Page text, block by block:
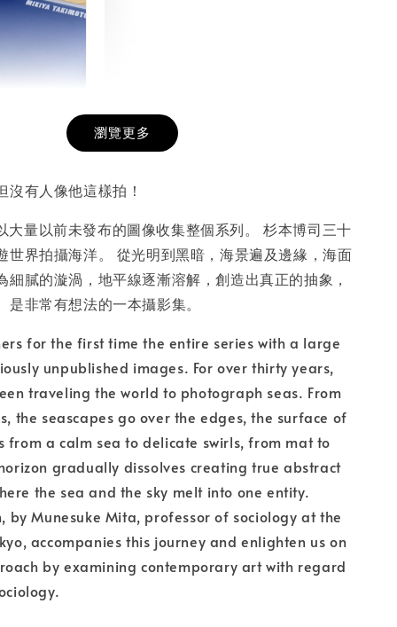
- +
購物車
瀏覽更多
沒有人像他這樣拍！
大量以前未發布的圖像收集整個系列。 杉本博司三十
世界拍攝海洋。 從光明到黑暗，海景遍及邊緣，海面
細膩的漩渦，地平線逐漸溶解，創造出真正的抽象，
是非常有想法的一本攝影集。
for the first time the entire series with a large
unpublished images. For over thirty years,
traveling the world to photograph seas. From
the seascapes go over the edges, the surface of
from a calm sea to delicate swirls, from mat to
gradually dissolves creating true abstract
the sea and the sky melt into one entity.
by Munesuke Mita, professor of sociology at the
accompanies this journey and enlighten us on
by examining contemporary art with regard